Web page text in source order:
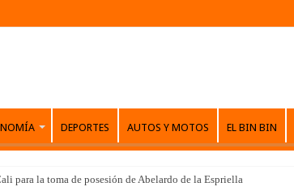
DEPORTES AUTOS Y MOTOS EL BIN BIN
para la toma de posesión de Abelardo de la Espriella